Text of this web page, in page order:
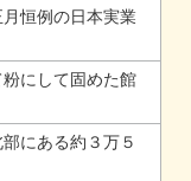
恒例の日本実業
にして固めた館
にある約３万５